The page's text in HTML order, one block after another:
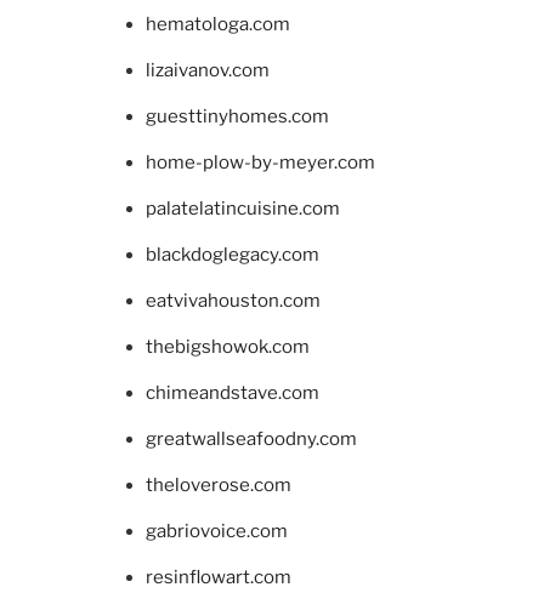
hematologa.com
lizaivanov.com
guesttinyhomes.com
home-plow-by-meyer.com
palatelatincuisine.com
blackdoglegacy.com
eatvivahouston.com
thebigshowok.com
chimeandstave.com
greatwallseafoodny.com
theloverose.com
gabriovoice.com
resinflowart.com